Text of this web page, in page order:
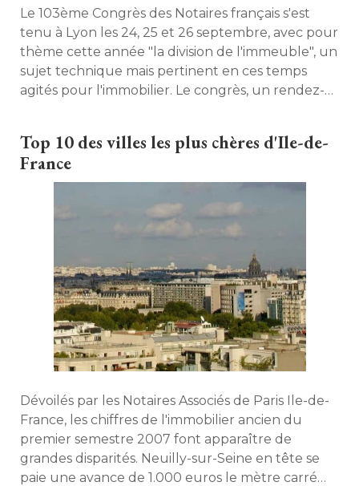
Le 103ème Congrès des Notaires français s'est
tenu à Lyon les 24, 25 et 26 septembre, avec pour
thème cette année "la division de l'immeuble", un
sujet technique mais pertinent en ces temps
agités pour l'immobilier. Le congrès, un rendez-
Top 10 des villes les plus chères d'Ile-de-
France
Dévoilés par les Notaires Associés de Paris Ile-de-
France, les chiffres de l'immobilier ancien du
premier semestre 2007 font apparaître de
grandes disparités. Neuilly-sur-Seine en tête se
paie une avance de 1.000 euros le mètre carré